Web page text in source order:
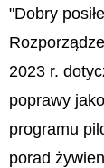
"Dobry
2023 r.
poprawy
programu
porad